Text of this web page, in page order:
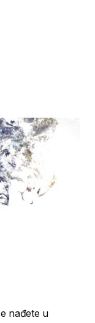
nađete u